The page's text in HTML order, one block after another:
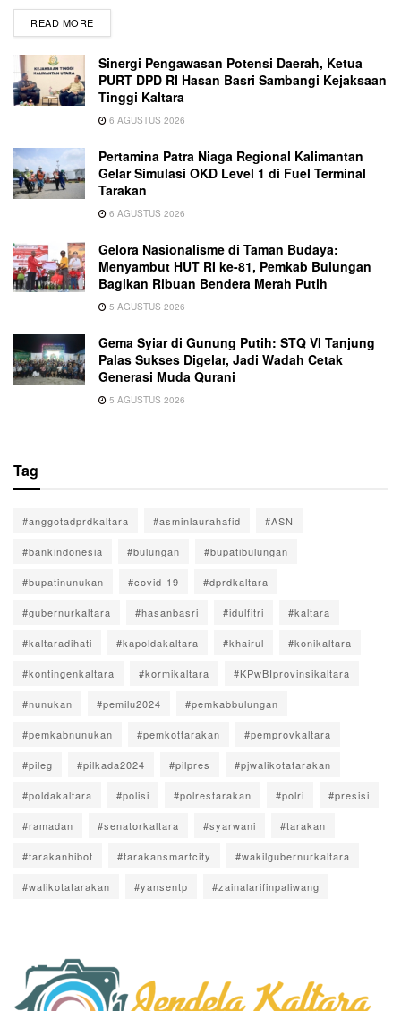
READ MORE
Sinergi Pengawasan Potensi Daerah, Ketua
PURT DPD RI Hasan Basri Sambangi Kejaksaan
Tinggi Kaltara
6 AGUSTUS 2026
Pertamina Patra Niaga Regional Kalimantan
Gelar Simulasi OKD Level 1 di Fuel Terminal
Tarakan
6 AGUSTUS 2026
Gelora Nasionalisme di Taman Budaya:
Menyambut HUT RI ke-81, Pemkab Bulungan
Bagikan Ribuan Bendera Merah Putih
5 AGUSTUS 2026
Gema Syiar di Gunung Putih: STQ VI Tanjung
Palas Sukses Digelar, Jadi Wadah Cetak
Generasi Muda Qurani
5 AGUSTUS 2026
Tag
#anggotadprdkaltara #asminlaurahafid #ASN
#bankindonesia #bulungan #bupatibulungan
#bupatinunukan #covid-19 #dprdkaltara
#gubernurkaltara #hasanbasri #idulfitri #kaltara
#kaltaradihati #kapoldakaltara #khairul #konikaltara
#kontingenkaltara #kormikaltara #KPwBIprovinsikaltara
#nunukan #pemilu2024 #pemkabbulungan
#pemkabnunukan #pemkottarakan #pemprovkaltara
#pileg #pilkada2024 #pilpres #pjwalikotatarakan
#poldakaltara #polisi #polrestarakan #polri #presisi
#ramadan #senatorkaltara #syarwani #tarakan
#tarakanhibot #tarakansmartcity #wakilgubernurkaltara
#walikotatarakan #yansentp #zainalarifinpaliwang